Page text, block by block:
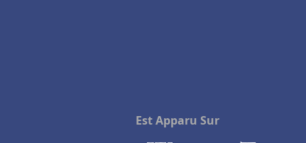
Est Apparu Sur